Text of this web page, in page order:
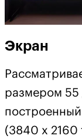
Экран
размером 55
(3840 х 2160